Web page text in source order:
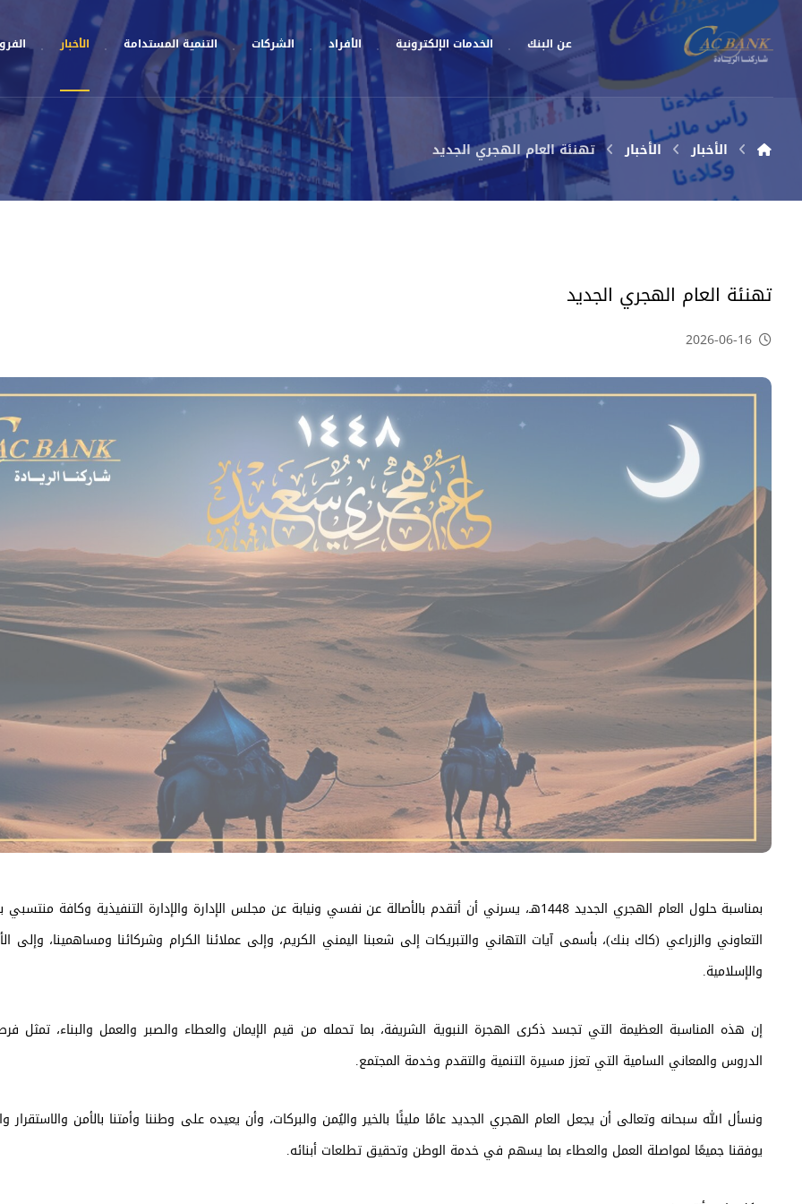
عن البنك الخدمات الإلكترونية الأفراد الشركات التنمية المستدامة الأخبار
الأخبار الأخبار تهنئة العام الهجري الجديد
تهنئة العام الهجري الجديد
2026-06-16
بمناسبة حلول العام الهجري الجديد 1448هـ، يسرني أن أتقدم بالأصالة عن نفسي ونيابة عن مجلس الإدارة والإدارة التنفيذية وكافة
التعاوني والزراعي (كاك بنك)، بأسمى آيات التهاني والتبريكات إلى شعبنا اليمني الكريم، وإلى عملائنا الكرام وشركائنا ومساهمينا، وإلى
والإسلامية.
إن هذه المناسبة العظيمة التي تجسد ذكرى الهجرة النبوية الشريفة، بما تحمله من قيم الإيمان والعطاء والصبر والعمل والبناء، تمثل
الدروس والمعاني السامية التي تعزز مسيرة التنمية والتقدم وخدمة المجتمع.
ونسأل الله سبحانه وتعالى أن يجعل العام الهجري الجديد عامًا مليئًا بالخير واليُمن والبركات، وأن يعيده على وطننا وأمتنا بالأمن والاستقرار
يوفقنا جميعًا لمواصلة العمل والعطاء بما يسهم في خدمة الوطن وتحقيق تطلعات أبنائه.